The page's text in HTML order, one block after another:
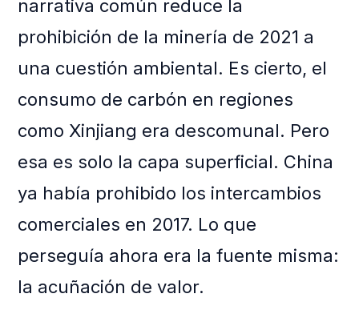
narrativa común reduce la
prohibición de la minería de 2021 a
una cuestión ambiental. Es cierto, el
consumo de carbón en regiones
como Xinjiang era descomunal. Pero
esa es solo la capa superficial. China
ya había prohibido los intercambios
comerciales en 2017. Lo que
perseguía ahora era la fuente misma:
la acuñación de valor.